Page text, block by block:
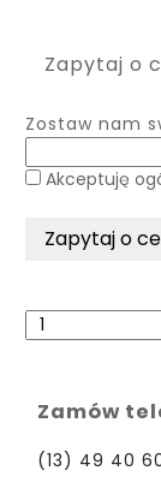
Zapytaj o
Zostaw nam
Akceptuję
Zamów
(13) 49 40